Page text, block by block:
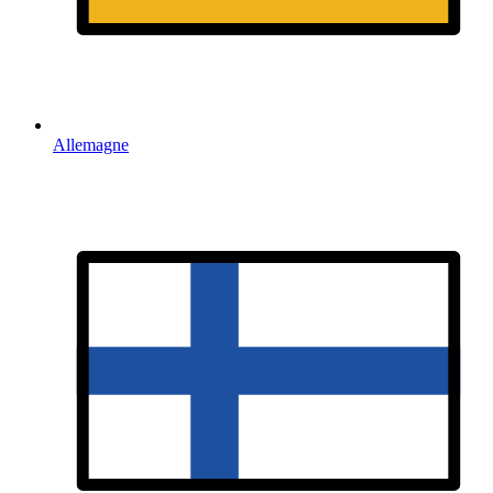
Allemagne